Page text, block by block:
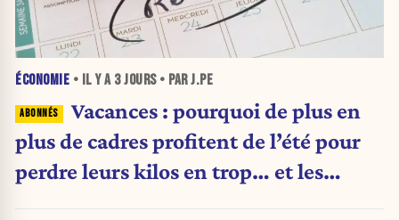
ÉCONOMIE • IL Y A 3 JOURS• PAR J.PE
Vacances : pourquoi de plus en
plus de cadres profitent de l’été pour
perdre leurs kilos en trop… et les